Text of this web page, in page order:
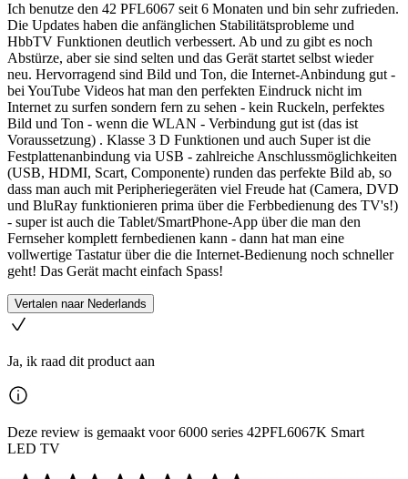
Ich benutze den 42 PFL6067 seit 6 Monaten und bin sehr zufrieden.
Die Updates haben die anfänglichen Stabilitätsprobleme und
HbbTV Funktionen deutlich verbessert. Ab und zu gibt es noch
Abstürze, aber sie sind selten und das Gerät startet selbst wieder
neu. Hervorragend sind Bild und Ton, die Internet-Anbindung gut -
bei YouTube Videos hat man den perfekten Eindruck nicht im
Internet zu surfen sondern fern zu sehen - kein Ruckeln, perfektes
Bild und Ton - wenn die WLAN - Verbindung gut ist (das ist
Voraussetzung) . Klasse 3 D Funktionen und auch Super ist die
Festplattenanbindung via USB - zahlreiche Anschlussmöglichkeiten
(USB, HDMI, Scart, Componente) runden das perfekte Bild ab, so
dass man auch mit Peripheriegeräten viel Freude hat (Camera, DVD
und BluRay funktionieren prima über die Ferbbedienung des TV's!)
- super ist auch die Tablet/SmartPhone-App über die man den
Fernseher komplett fernbedienen kann - dann hat man eine
vollwertige Tastatur über die die Internet-Bedienung noch schneller
geht! Das Gerät macht einfach Spass!
Vertalen naar Nederlands
Ja, ik raad dit product aan
Deze review is gemaakt voor 6000 series 42PFL6067K Smart
LED TV